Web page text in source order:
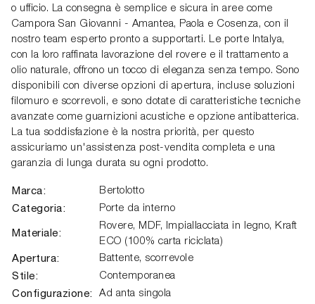
o ufficio. La consegna è semplice e sicura in aree come
Campora San Giovanni - Amantea, Paola e Cosenza, con il
nostro team esperto pronto a supportarti. Le porte Intalya,
con la loro raffinata lavorazione del rovere e il trattamento a
olio naturale, offrono un tocco di eleganza senza tempo. Sono
disponibili con diverse opzioni di apertura, incluse soluzioni
filomuro e scorrevoli, e sono dotate di caratteristiche tecniche
avanzate come guarnizioni acustiche e opzione antibatterica.
La tua soddisfazione è la nostra priorità, per questo
assicuriamo un'assistenza post-vendita completa e una
garanzia di lunga durata su ogni prodotto.
Marca: Bertolotto
Categoria: Porte da interno
Materiale:
Rovere, MDF, Impiallacciata in legno, Kraft
ECO (100% carta riciclata)
Apertura: Battente, scorrevole
Stile: Contemporanea
Configurazione: Ad anta singola